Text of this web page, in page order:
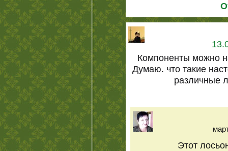
Компоненты можно
Думаю. что такие
различные
Этот